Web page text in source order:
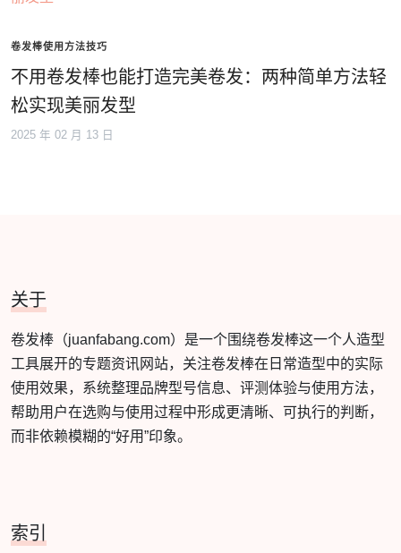
卷发棒使用方法技巧
不用卷发棒也能打造完美卷发：两种简单方法轻
松实现美丽发型
2025 年 02 月 13 日
关于
卷发棒（juanfabang.com）是一个围绕卷发棒这一个人造型
工具展开的专题资讯网站，关注卷发棒在日常造型中的实际
使用效果，系统整理品牌型号信息、评测体验与使用方法，
帮助用户在选购与使用过程中形成更清晰、可执行的判断，
而非依赖模糊的“好用”印象。
索引